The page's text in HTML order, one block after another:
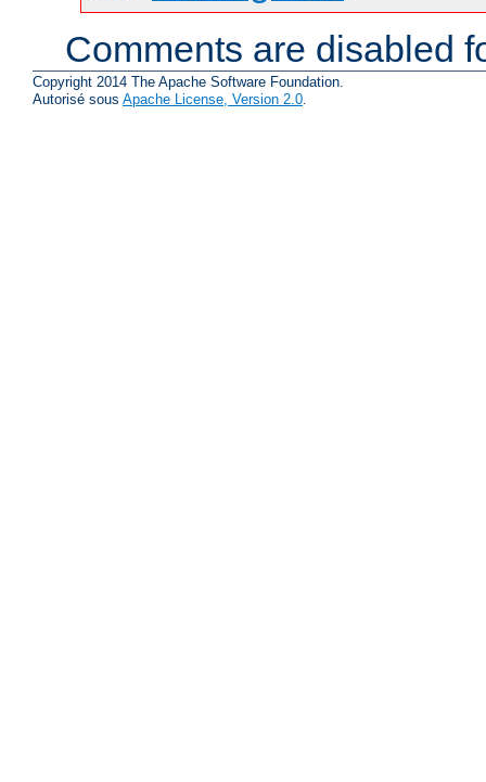
Comments are disabled
Copyright 2014 The Apache Software Foundation.
Autorisé sous Apache License, Version 2.0.